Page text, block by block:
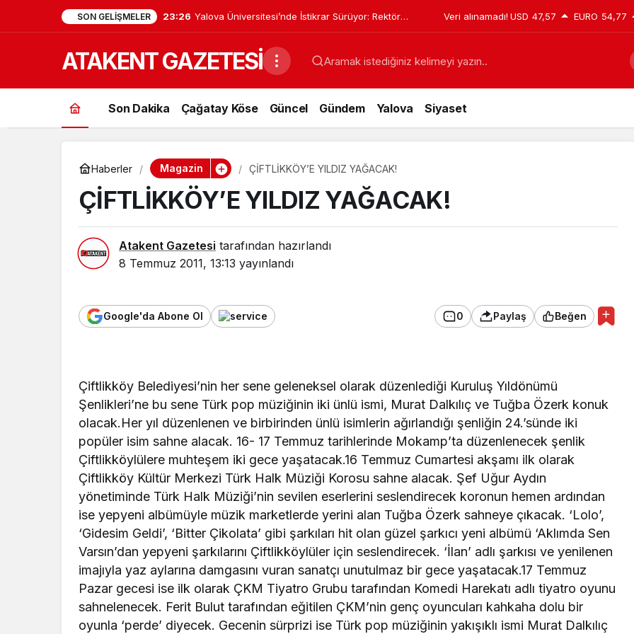
SON GELIŞMELER 23:26 Yalova Üniversitesi’nde İstikrar Sürüyor: Rektör
Bahçekapılı Yeniden Görevde
Veri alınamadı! USD 47,57 EURO 54,77
ATAKENT GAZETESİ Aramak istediğiniz kelimeyi yazın..
Son Dakika Çağatay Köse Güncel Gündem Yalova Siyaset
Haberler Magazin ÇİFTLİKKÖY’E YILDIZ YAĞACAK!
ÇİFTLİKKÖY’E YILDIZ YAĞACAK!
Atakent Gazetesi tarafından hazırlandı
8 Temmuz 2011, 13:13 yayınlandı
Google'da Abone Ol 0 Paylaş Beğen
Çiftlikköy Belediyesi’nin her sene geleneksel olarak düzenlediği Kuruluş Yıldönümü
Şenlikleri’ne bu sene Türk pop müziğinin iki ünlü ismi, Murat Dalkılıç ve Tuğba Özerk konuk
olacak.Her yıl düzenlenen ve birbirinden ünlü isimlerin ağırlandığı şenliğin 24.’sünde iki
popüler isim sahne alacak. 16- 17 Temmuz tarihlerinde Mokamp’ta düzenlenecek şenlik
Çiftlikköylülere muhteşem iki gece yaşatacak.16 Temmuz Cumartesi akşamı ilk olarak
Çiftlikköy Kültür Merkezi Türk Halk Müziği Korosu sahne alacak. Şef Uğur Aydın
yönetiminde Türk Halk Müziği’nin sevilen eserlerini seslendirecek koronun hemen ardından
ise yepyeni albümüyle müzik marketlerde yerini alan Tuğba Özerk sahneye çıkacak. ‘Lolo’,
‘Gidesim Geldi’, ‘Bitter Çikolata’ gibi şarkıları hit olan güzel şarkıcı yeni albümü ‘Aklımda Sen
Varsın’dan yepyeni şarkılarını Çiftlikköylüler için seslendirecek. ‘İlan’ adlı şarkısı ve yenilenen
imajıyla yaz aylarına damgasını vuran sanatçı unutulmaz bir gece yaşatacak.17 Temmuz
Pazar gecesi ise ilk olarak ÇKM Tiyatro Grubu tarafından Komedi Harekatı adlı tiyatro oyunu
sahnelenecek. Ferit Bulut tarafından eğitilen ÇKM’nin genç oyuncuları kahkaha dolu bir
oyunla ‘perde’ diyecek. Gecenin sürprizi ise Türk pop müziğinin yakışıklı ismi Murat Dalkılıç